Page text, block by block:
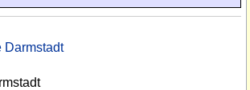
Darmstadt